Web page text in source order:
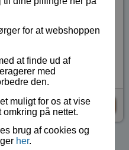
KØB
Kuglebane
for at webshoppen
at finde ud af
med
den.
muligt for os at vise
på nettet.
brug af cookies og
her.